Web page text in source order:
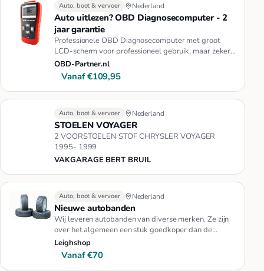
Auto, boot & vervoer Nederland
Auto uitlezen? OBD Diagnosecomputer - 2
jaar garantie
Professionele OBD Diagnosecomputer met groot
LCD-scherm voor professioneel gebruik, maar zeker
ook de gemiddelde auto-ei…
OBD-Partner.nl
Vanaf €109,95
Auto, boot & vervoer Nederland
STOELEN VOYAGER
2 VOORSTOELEN STOF CHRYSLER VOYAGER
1995- 1999
VAKGARAGE BERT BRUIL
Auto, boot & vervoer Nederland
Nieuwe autobanden
Wij leveren autobanden van diverse merken. Ze zijn
over het algemeen een stuk goedkoper dan de
catologuswaarde in Nederl…
Leighshop
Vanaf €70